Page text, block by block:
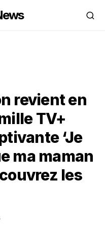
revient en
TV+
‘Je
ma maman
les